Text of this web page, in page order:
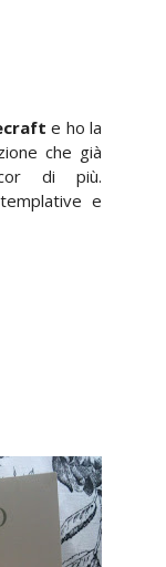
e ho la
che già
di più.
e